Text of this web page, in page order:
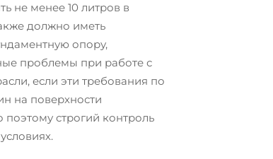
не менее 10 литров в
должно иметь
опору,
проблемы при работе с
если эти требования по
на поверхности
строгий контроль